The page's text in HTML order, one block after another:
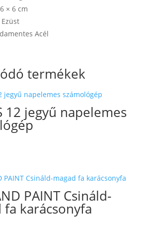
× 6 cm
Acél
termékek
12 jegyű napelemes
PAINT Csináld-
fa karácsonyfa